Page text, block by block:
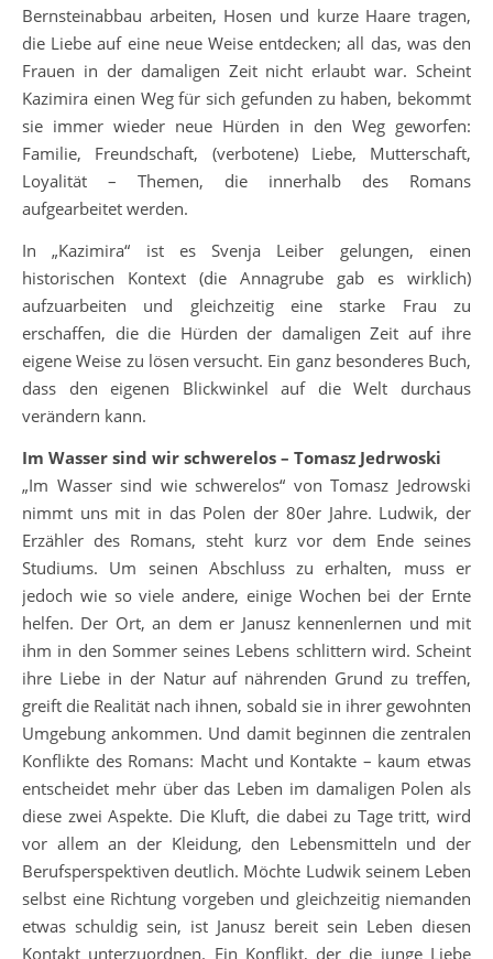
Bernsteinabbau arbeiten, Hosen und kurze Haare tragen,
die Liebe auf eine neue Weise entdecken; all das, was den
Frauen in der damaligen Zeit nicht erlaubt war. Scheint
Kazimira einen Weg für sich gefunden zu haben, bekommt
sie immer wieder neue Hürden in den Weg geworfen:
Familie, Freundschaft, (verbotene) Liebe, Mutterschaft,
Loyalität – Themen, die innerhalb des Romans
aufgearbeitet werden.
In „Kazimira“ ist es Svenja Leiber gelungen, einen
historischen Kontext (die Annagrube gab es wirklich)
aufzuarbeiten und gleichzeitig eine starke Frau zu
erschaffen, die die Hürden der damaligen Zeit auf ihre
eigene Weise zu lösen versucht. Ein ganz besonderes Buch,
dass den eigenen Blickwinkel auf die Welt durchaus
verändern kann.
Im Wasser sind wir schwerelos – Tomasz Jedrwoski
„Im Wasser sind wie schwerelos“ von Tomasz Jedrowski
nimmt uns mit in das Polen der 80er Jahre. Ludwik, der
Erzähler des Romans, steht kurz vor dem Ende seines
Studiums. Um seinen Abschluss zu erhalten, muss er
jedoch wie so viele andere, einige Wochen bei der Ernte
helfen. Der Ort, an dem er Janusz kennenlernen und mit
ihm in den Sommer seines Lebens schlittern wird. Scheint
ihre Liebe in der Natur auf nährenden Grund zu treffen,
greift die Realität nach ihnen, sobald sie in ihrer gewohnten
Umgebung ankommen. Und damit beginnen die zentralen
Konflikte des Romans: Macht und Kontakte – kaum etwas
entscheidet mehr über das Leben im damaligen Polen als
diese zwei Aspekte. Die Kluft, die dabei zu Tage tritt, wird
vor allem an der Kleidung, den Lebensmitteln und der
Berufsperspektiven deutlich. Möchte Ludwik seinem Leben
selbst eine Richtung vorgeben und gleichzeitig niemanden
etwas schuldig sein, ist Janusz bereit sein Leben diesen
Kontakt unterzuordnen. Ein Konflikt, der die junge Liebe